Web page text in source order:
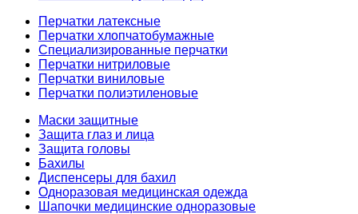
Перчатки латексные
Перчатки хлопчатобумажные
Специализированные перчатки
Перчатки нитриловые
Перчатки виниловые
Перчатки полиэтиленовые
Маски защитные
Защита глаз и лица
Защита головы
Бахилы
Диспенсеры для бахил
Одноразовая медицинская одежда
Шапочки медицинские одноразовые